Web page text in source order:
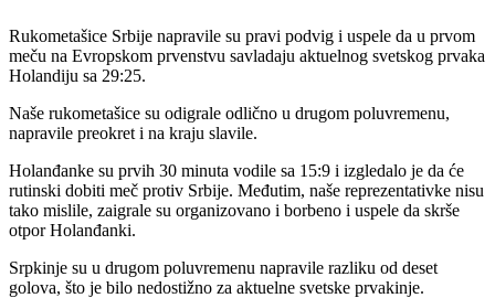
Rukometašice Srbije napravile su pravi podvig i uspele da u prvom
meču na Evropskom prvenstvu savladaju aktuelnog svetskog prvaka
Holandiju sa 29:25.
Naše rukometašice su odigrale odlično u drugom poluvremenu,
napravile preokret i na kraju slavile.
Holanđanke su prvih 30 minuta vodile sa 15:9 i izgledalo je da će
rutinski dobiti meč protiv Srbije. Međutim, naše reprezentativke nisu
tako mislile, zaigrale su organizovano i borbeno i uspele da skrše
otpor Holanđanki.
Srpkinje su u drugom poluvremenu napravile razliku od deset
golova, što je bilo nedostižno za aktuelne svetske prvakinje.